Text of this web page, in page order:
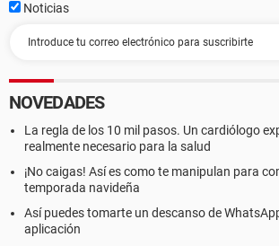
Noticias
NOVEDADES
La regla de los 10 mil pasos. Un cardiólogo
realmente necesario para la salud
¡No caigas! Así es como te manipulan para
temporada navideña
Así puedes tomarte un descanso de
aplicación